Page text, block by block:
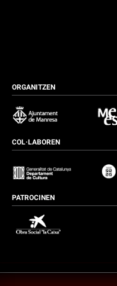
ORGANITZEN
COL·LABOREN
PATROCINEN